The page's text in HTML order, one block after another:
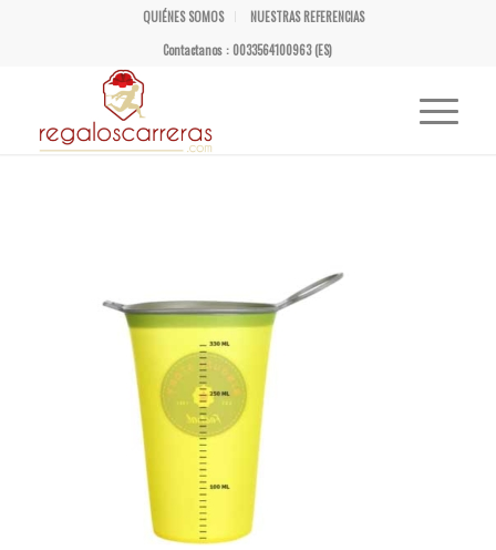
QUIÉNES SOMOS
NUESTRAS REFERENCIAS
Contactanos : 0033564100963 (ES)